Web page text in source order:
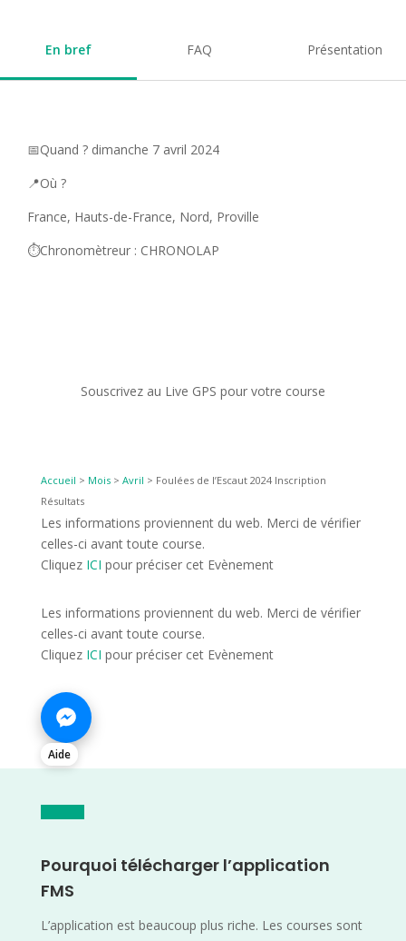
En bref FAQ Présentation
📅Quand ? dimanche 7 avril 2024
📍Où ?
France, Hauts-de-France, Nord, Proville
⏱️Chronomètreur : CHRONOLAP
Souscrivez au Live GPS pour votre course
Accueil > Mois> Avril > Foulées de l’Escaut 2024 Inscription
Résultats
Les informations proviennent du web. Merci de vérifier
celles-ci avant toute course.
Cliquez ICI pour préciser cet Evènement
Les informations proviennent du web. Merci de vérifier
celles-ci avant toute course.
Cliquez ICI pour préciser cet Evènement
Aide
Pourquoi télécharger l’application
FMS
L’application est beaucoup plus riche. Les courses sont